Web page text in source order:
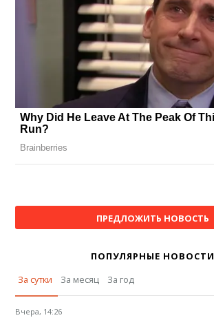
ПРЕДЛОЖИТЬ НОВОСТЬ
ПОПУЛЯРНЫЕ НОВОСТИ
За сутки
За месяц За год
Вчера, 14:26